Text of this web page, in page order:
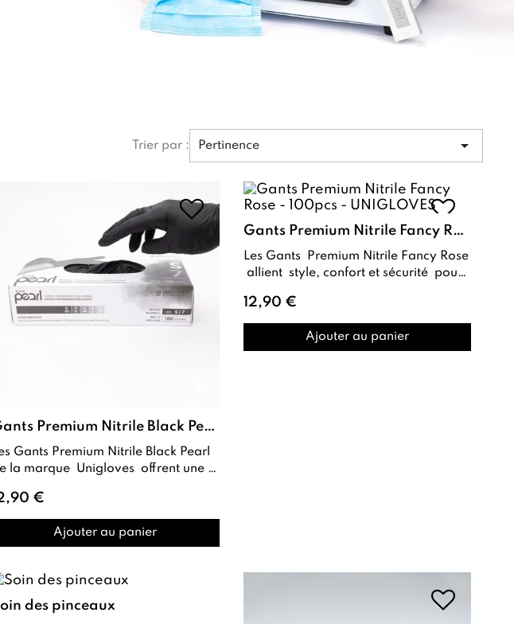
Trier par : Pertinence 
Gants Premium Nitrile Black Pearl - 100 pcs - UNIGLOVES
Black Pearl
la marque Unigloves offrent une
€
Ajouter au panier
Gants Premium Nitrile Fancy Rose - 100pcs - UNIGLOVES
Les Gants Premium Nitrile Fancy Rose
allient style, confort et sécurité pour
12,90 €
Ajouter au panier
des pinceaux